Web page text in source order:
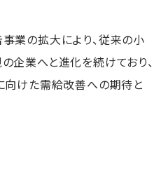
業の拡大により、従来の小
企業へと進化を続けており、
けた需給改善への期待と